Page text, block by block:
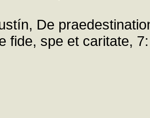
De
fide, spe et caritate,